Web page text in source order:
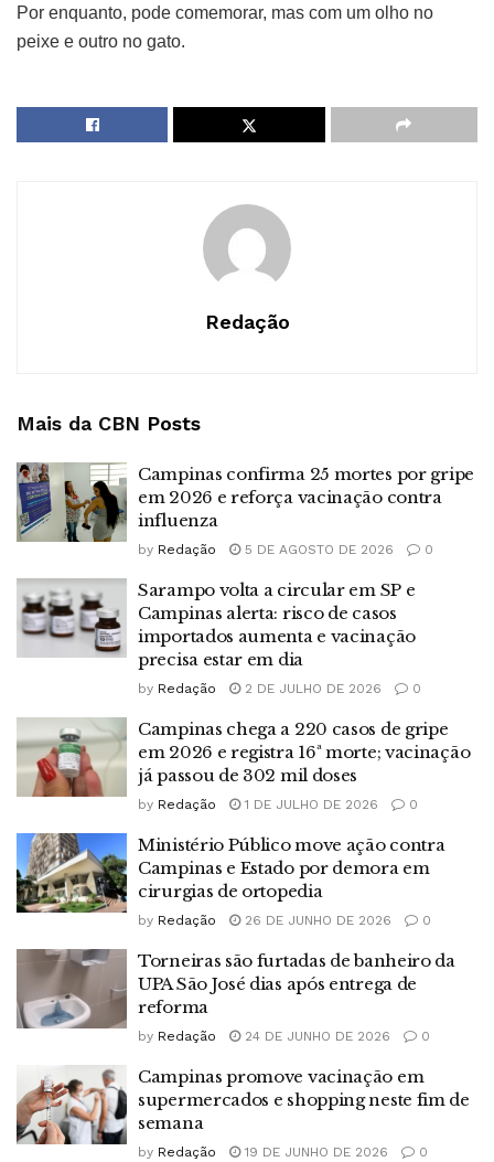
Por enquanto, pode comemorar, mas com um olho no
peixe e outro no gato.
Redação
Mais da CBN Posts
Campinas confirma 25 mortes por gripe
em 2026 e reforça vacinação contra
influenza
by Redação 5 DE AGOSTO DE 2026 0
Sarampo volta a circular em SP e
Campinas alerta: risco de casos
importados aumenta e vacinação
precisa estar em dia
by Redação 2 DE JULHO DE 2026 0
Campinas chega a 220 casos de gripe
em 2026 e registra 16ª morte; vacinação
já passou de 302 mil doses
by Redação 1 DE JULHO DE 2026 0
Ministério Público move ação contra
Campinas e Estado por demora em
cirurgias de ortopedia
by Redação 26 DE JUNHO DE 2026 0
Torneiras são furtadas de banheiro da
UPA São José dias após entrega de
reforma
by Redação 24 DE JUNHO DE 2026 0
Campinas promove vacinação em
supermercados e shopping neste fim de
semana
by Redação 19 DE JUNHO DE 2026 0